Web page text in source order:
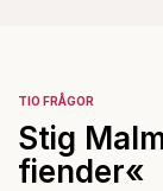
TIO FRÅGOR
Stig
fiender«